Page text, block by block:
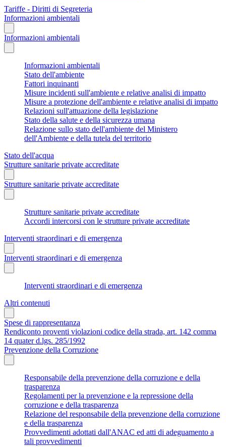
Tariffe - Diritti di Segreteria
Informazioni ambientali
Informazioni ambientali
Informazioni ambientali
Stato dell'ambiente
Fattori inquinanti
Misure incidenti sull'ambiente e relative analisi di impatto
Misure a protezione dell'ambiente e relative analisi di impatto
Relazioni sull'attuazione della legislazione
Stato della salute e della sicurezza umana
Relazione sullo stato dell'ambiente del Ministero
dell'Ambiente e della tutela del territorio
Stato dell'acqua
Strutture sanitarie private accreditate
Strutture sanitarie private accreditate
Strutture sanitarie private accreditate
Accordi intercorsi con le strutture private accreditate
Interventi straordinari e di emergenza
Interventi straordinari e di emergenza
Interventi straordinari e di emergenza
Altri contenuti
Spese di rappresentanza
Rendiconto proventi violazioni codice della strada, art. 142 comma
14 quater d.lgs. 285/1992
Prevenzione della Corruzione
Responsabile della prevenzione della corruzione e della
trasparenza
Regolamenti per la prevenzione e la repressione della
corruzione e della trasparenza
Relazione del responsabile della prevenzione della corruzione
e della trasparenza
Provvedimenti adottati dall'ANAC ed atti di adeguamento a
tali provvedimenti